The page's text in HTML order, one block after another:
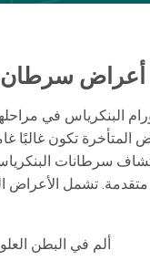
أعراض سرطان
البنكرياس في
المتأخرة تكون غالبًا
سرطانات
تشمل الأعراض
ألم في البطن